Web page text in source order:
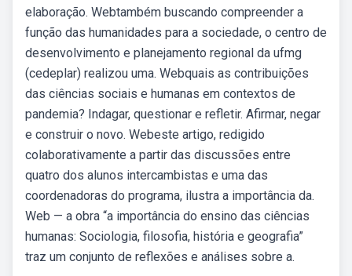
elaboração. Webtambém buscando compreender a
função das humanidades para a sociedade, o centro de
desenvolvimento e planejamento regional da ufmg
(cedeplar) realizou uma. Webquais as contribuições
das ciências sociais e humanas em contextos de
pandemia? Indagar, questionar e refletir. Afirmar, negar
e construir o novo. Webeste artigo, redigido
colaborativamente a partir das discussões entre
quatro dos alunos intercambistas e uma das
coordenadoras do programa, ilustra a importância da.
Web — a obra “a importância do ensino das ciências
humanas: Sociologia, filosofia, história e geografia”
traz um conjunto de reflexões e análises sobre a.